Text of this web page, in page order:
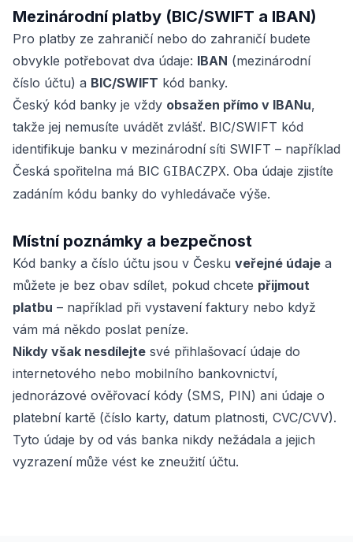
Mezinárodní platby (BIC/SWIFT a IBAN)
Pro platby ze zahraničí nebo do zahraničí budete
obvykle potřebovat dva údaje: IBAN (mezinárodní
číslo účtu) a BIC/SWIFT kód banky.
Český kód banky je vždy obsažen přímo v IBANu,
takže jej nemusíte uvádět zvlášť. BIC/SWIFT kód
identifikuje banku v mezinárodní síti SWIFT – například
Česká spořitelna má BIC GIBACZPX. Oba údaje zjistíte
zadáním kódu banky do vyhledávače výše.
Místní poznámky a bezpečnost
Kód banky a číslo účtu jsou v Česku veřejné údaje a
můžete je bez obav sdílet, pokud chcete přijmout
platbu – například při vystavení faktury nebo když
vám má někdo poslat peníze.
Nikdy však nesdílejte své přihlašovací údaje do
internetového nebo mobilního bankovnictví,
jednorázové ověřovací kódy (SMS, PIN) ani údaje o
platební kartě (číslo karty, datum platnosti, CVC/CVV).
Tyto údaje by od vás banka nikdy nežádala a jejich
vyzrazení může vést ke zneužití účtu.